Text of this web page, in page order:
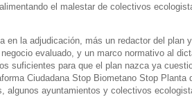
el malestar de colectivos
en la adjudicación, más un redactor del plan
evaluado, y un marco normativo al
suficientes para que el plan nazca ya
Ciudadana Stop Biometano Stop Planta
algunos ayuntamientos y colectivos